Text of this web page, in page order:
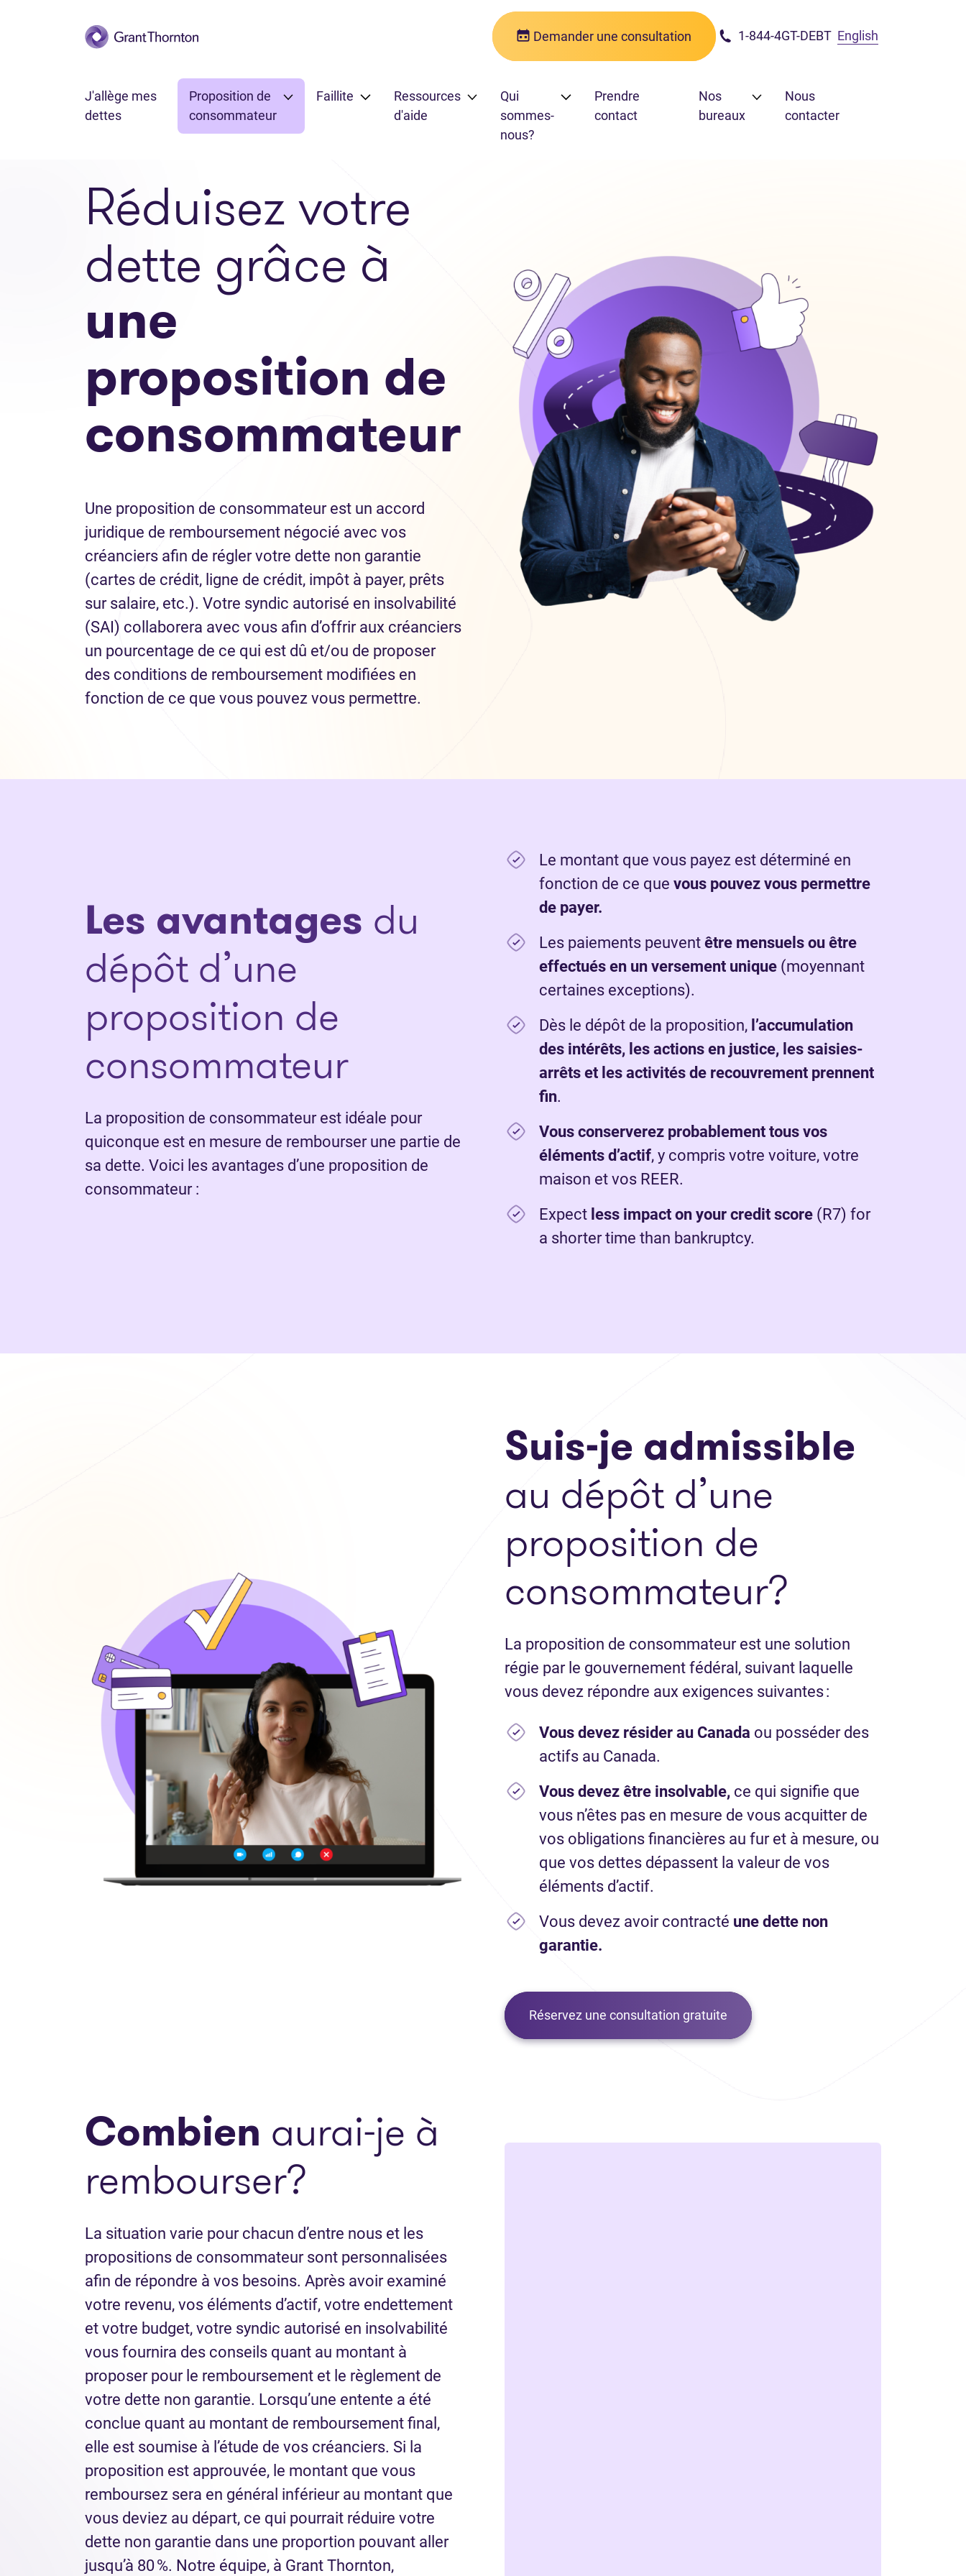
Passer au contenu principal Demander une consultation 1-844-4GT-DEBT English
J'allège mes
dettes
Proposition de
consommateur
Faillite
Ressources
d'aide
Qui
sommes-
nous?
Prendre
contact
Nos
bureaux
Nous
contacter
Réduisez votre
dette grâce à
une
proposition de
consommateur
Une proposition de consommateur est un accord
juridique de remboursement négocié avec vos
créanciers afin de régler votre dette non garantie
(cartes de crédit, ligne de crédit, impôt à payer, prêts
sur salaire, etc.). Votre syndic autorisé en insolvabilité
(SAI) collaborera avec vous afin d’offrir aux créanciers
un pourcentage de ce qui est dû et/ou de proposer
des conditions de remboursement modifiées en
fonction de ce que vous pouvez vous permettre.
Les avantages du
dépôt d’une
proposition de
consommateur
La proposition de consommateur est idéale pour
quiconque est en mesure de rembourser une partie de
sa dette. Voici les avantages d’une proposition de
consommateur :
Le montant que vous payez est déterminé en
fonction de ce que vous pouvez vous permettre
de payer.
Les paiements peuvent être mensuels ou être
effectués en un versement unique (moyennant
certaines exceptions).
Dès le dépôt de la proposition, l’accumulation
des intérêts, les actions en justice, les saisies-
arrêts et les activités de recouvrement prennent
fin.
Vous conserverez probablement tous vos
éléments d’actif, y compris votre voiture, votre
maison et vos REER.
Expect less impact on your credit score (R7) for
a shorter time than bankruptcy.
Suis-je admissible
au dépôt d’une
proposition de
consommateur?
La proposition de consommateur est une solution
régie par le gouvernement fédéral, suivant laquelle
vous devez répondre aux exigences suivantes :
Vous devez résider au Canada ou posséder des
actifs au Canada.
Vous devez être insolvable, ce qui signifie que
vous n’êtes pas en mesure de vous acquitter de
vos obligations financières au fur et à mesure, ou
que vos dettes dépassent la valeur de vos
éléments d’actif.
Vous devez avoir contracté une dette non
garantie.
Réservez une consultation gratuite
Combien aurai-je à
rembourser?
La situation varie pour chacun d’entre nous et les
propositions de consommateur sont personnalisées
afin de répondre à vos besoins. Après avoir examiné
votre revenu, vos éléments d’actif, votre endettement
et votre budget, votre syndic autorisé en insolvabilité
vous fournira des conseils quant au montant à
proposer pour le remboursement et le règlement de
votre dette non garantie. Lorsqu’une entente a été
conclue quant au montant de remboursement final,
elle est soumise à l’étude de vos créanciers. Si la
proposition est approuvée, le montant que vous
remboursez sera en général inférieur au montant que
vous deviez au départ, ce qui pourrait réduire votre
dette non garantie dans une proportion pouvant aller
jusqu’à 80 %. Notre équipe, à Grant Thornton,